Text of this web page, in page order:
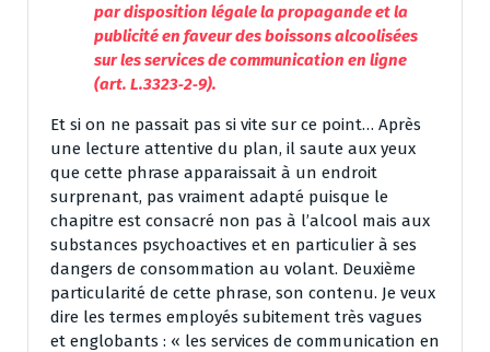
par disposition légale la propagande et la
publicité en faveur des boissons alcoolisées
sur les services de communication en ligne
(art. L.3323‐2‐9).
Et si on ne passait pas si vite sur ce point… Après
une lecture attentive du plan, il saute aux yeux
que cette phrase apparaissait à un endroit
surprenant, pas vraiment adapté puisque le
chapitre est consacré non pas à l’alcool mais aux
substances psychoactives et en particulier à ses
dangers de consommation au volant. Deuxième
particularité de cette phrase, son contenu. Je veux
dire les termes employés subitement très vagues
et englobants : « les services de communication en